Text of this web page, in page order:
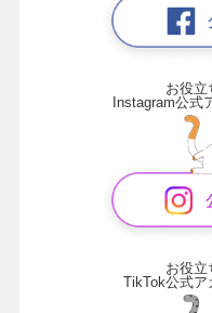
お役立
Instagram公式
お役立
TikTok公式ア